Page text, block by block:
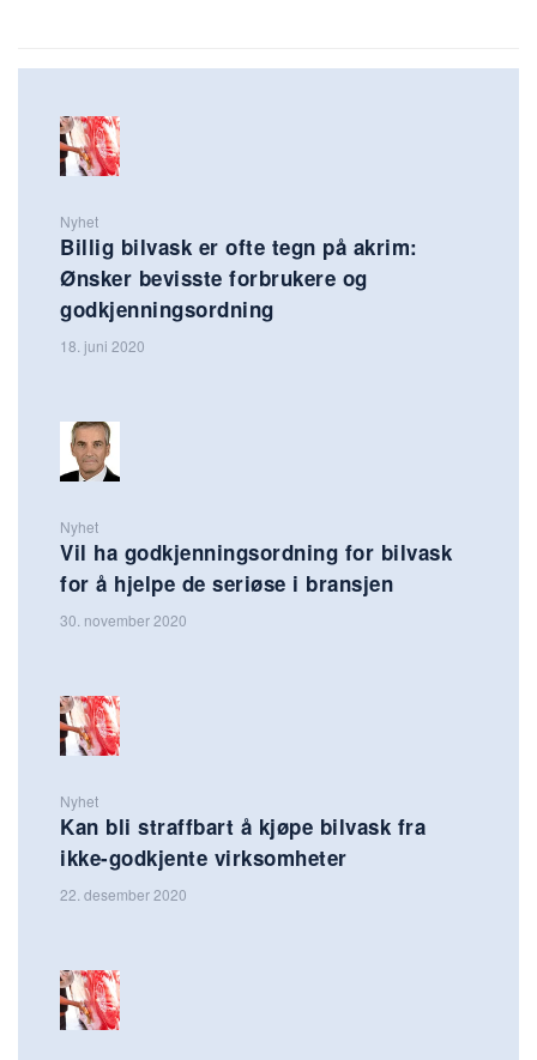
Nyhet
Billig bilvask er ofte tegn på akrim:
Ønsker bevisste forbrukere og
godkjenningsordning
18. juni 2020
Nyhet
Vil ha godkjenningsordning for bilvask
for å hjelpe de seriøse i bransjen
30. november 2020
Nyhet
Kan bli straffbart å kjøpe bilvask fra
ikke-godkjente virksomheter
22. desember 2020